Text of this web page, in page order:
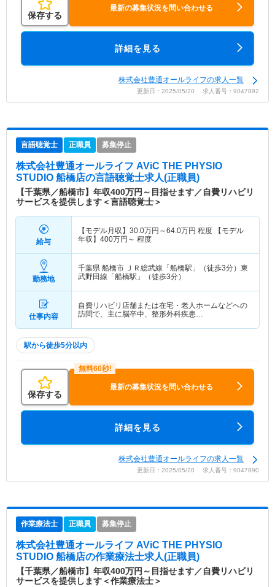
保存する
最新の募集状況を問い合わせる
詳細を見る
株式会社豊通オールライフの求人一覧
更新日：2025/05/20 求人番号：9047892
言語聴覚士 正職員 募集停止
株式会社豊通オールライフ AViC THE PHYSIO
STUDIO 船橋店の言語聴覚士求人(正職員)
【千葉県／船橋市】年収400万円～目指せます／自費リハビリ
サービスを提供します＜言語聴覚士＞
給与
【モデル月収】 30.0万円～64.0万円 程度 【モデル
年収】 400万円～ 程度
勤務地
千葉県 船橋市 ＪＲ総武線「船橋駅」（徒歩3分）東
武野田線「船橋駅」（徒歩3分）
仕事内容
自費リハビリ店舗または在宅・老人ホームなどへの
訪問で、主に脳卒中、整形外科疾患…
駅から徒歩5分以内
保存する
最新の募集状況を問い合わせる
詳細を見る
株式会社豊通オールライフの求人一覧
更新日：2025/05/20 求人番号：9047890
作業療法士 正職員 募集停止
株式会社豊通オールライフ AViC THE PHYSIO
STUDIO 船橋店の作業療法士求人(正職員)
【千葉県／船橋市】年収400万円～目指せます／自費リハビリ
サービスを提供します＜作業療法士＞